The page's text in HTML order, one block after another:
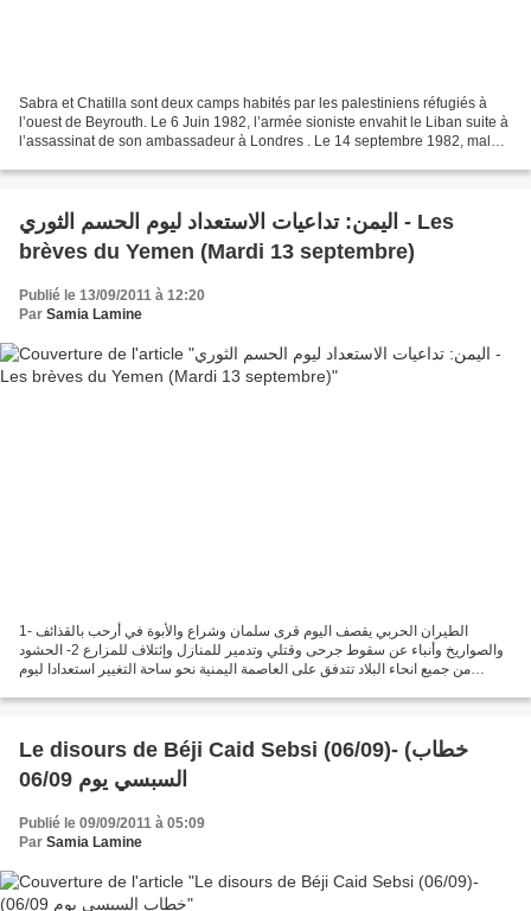
Sabra et Chatilla sont deux camps habités par les palestiniens réfugiés à
l’ouest de Beyrouth. Le 6 Juin 1982, l’armée sioniste envahit le Liban suite à
l’assassinat de son ambassadeur à Londres . Le 14 septembre 1982, malgré
اليمن: تداعيات الاستعداد ليوم الحسم الثوري - Les
brèves du Yemen (Mardi 13 septembre)
Publié le 13/09/2011 à 12:20
Par Samia Lamine
1- الطيران الحربي يقصف اليوم قرى سلمان وشراع والأبوة في أرحب بالقذائف
والصواريخ وأنباء عن سقوط جرحى وقتلي وتدمير للمنازل وإئتلاف للمزارع 2- الحشود
من جميع انحاء البلاد تتدفق على العاصمة اليمنية نحو ساحة التغيير استعدادا ليوم
Le disours de Béji Caid Sebsi (06/09)- (خطاب
السبسي يوم 06/09
Publié le 09/09/2011 à 05:09
Par Samia Lamine